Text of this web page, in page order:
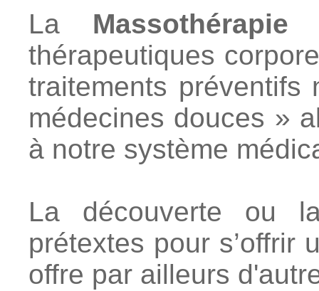
La Massothérapie
thérapeutiques
traitements préventifs
médecines douces »
à notre système
La découverte ou
prétextes pour s’offrir
offre par ailleurs